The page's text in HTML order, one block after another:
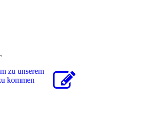
zu unserem
kommen